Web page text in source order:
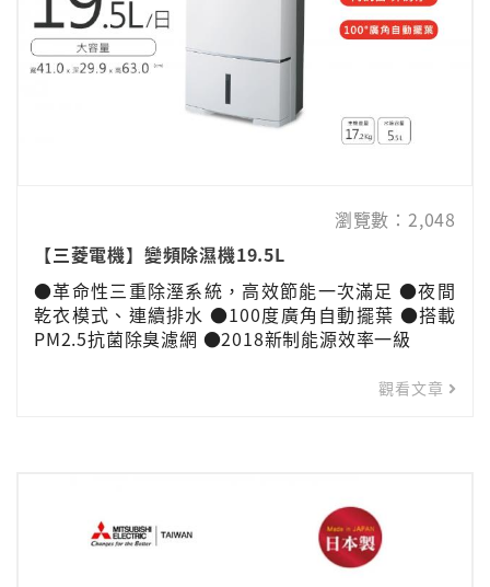
瀏覽數：2,048
【三菱電機】變頻除濕機19.5L
●革命性三重除溼系統，高效節能一次滿足 ●夜間
乾衣模式、連續排水 ●100度廣角自動擺葉 ●搭載
PM2.5抗菌除臭濾網 ●2018新制能源效率一級
觀看文章